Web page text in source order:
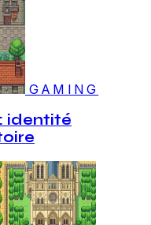
GAMING
identité